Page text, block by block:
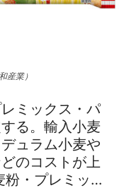
産業）
ミックス・パ
る。輸入小麦
ュラム小麦や
のコストが上
粉・プレミッ…